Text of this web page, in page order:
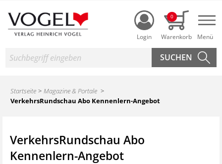
Login
0
Suche
Startseite
Magazine & Portale
VerkehrsRundschau Abo Kennenlern-Angebot
VerkehrsRundschau Abo
Kennenlern-Angebot